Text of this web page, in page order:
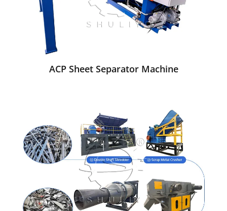
ACP Sheet Separator Machine